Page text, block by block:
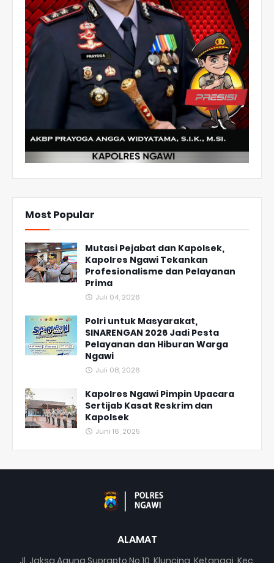
Most Popular
Mutasi Pejabat dan Kapolsek,
Kapolres Ngawi Tekankan
Profesionalisme dan Pelayanan
Prima
Juli 04, 2026
Polri untuk Masyarakat,
SINARENGAN 2026 Jadi Pesta
Pelayanan dan Hiburan Warga
Ngawi
Juli 08, 2026
Kapolres Ngawi Pimpin Upacara
Sertijab Kasat Reskrim dan
Kapolsek
Juni 16, 2025
ALAMAT